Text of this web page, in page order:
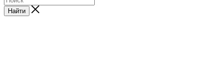
Найти